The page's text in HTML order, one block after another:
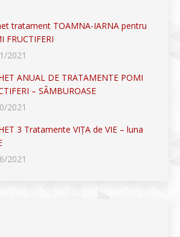
tratament TOAMNA-IARNA pentru
FRUCTIFERI
2021
ANUAL DE TRATAMENTE POMI
– SÂMBUROASE
2021
3 Tratamente VIȚA de VIE – luna
2021